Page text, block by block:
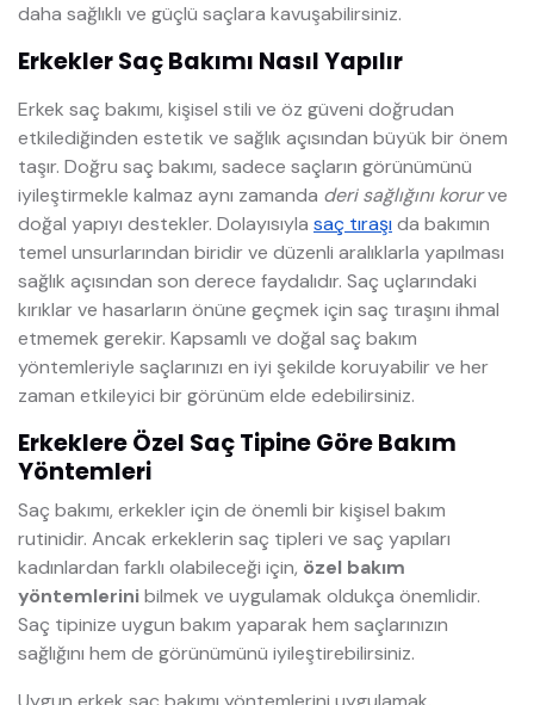
daha sağlıklı ve güçlü saçlara kavuşabilirsiniz.
Erkekler Saç Bakımı Nasıl Yapılır
Erkek saç bakımı, kişisel stili ve öz güveni doğrudan
etkilediğinden estetik ve sağlık açısından büyük bir önem
taşır. Doğru saç bakımı, sadece saçların görünümünü
iyileştirmekle kalmaz aynı zamanda deri sağlığını korurve
doğal yapıyı destekler. Dolayısıyla saç tıraşı da bakımın
temel unsurlarından biridir ve düzenli aralıklarla yapılması
sağlık açısından son derece faydalıdır. Saç uçlarındaki
kırıklar ve hasarların önüne geçmek için saç tıraşını ihmal
etmemek gerekir. Kapsamlı ve doğal saç bakım
yöntemleriyle saçlarınızı en iyi şekilde koruyabilir ve her
zaman etkileyici bir görünüm elde edebilirsiniz.
Erkeklere Özel Saç Tipine Göre Bakım
Yöntemleri
Saç bakımı, erkekler için de önemli bir kişisel bakım
rutinidir. Ancak erkeklerin saç tipleri ve saç yapıları
kadınlardan farklı olabileceği için, özel bakım
yöntemlerinibilmek ve uygulamak oldukça önemlidir.
Saç tipinize uygun bakım yaparak hem saçlarınızın
sağlığını hem de görünümünü iyileştirebilirsiniz.